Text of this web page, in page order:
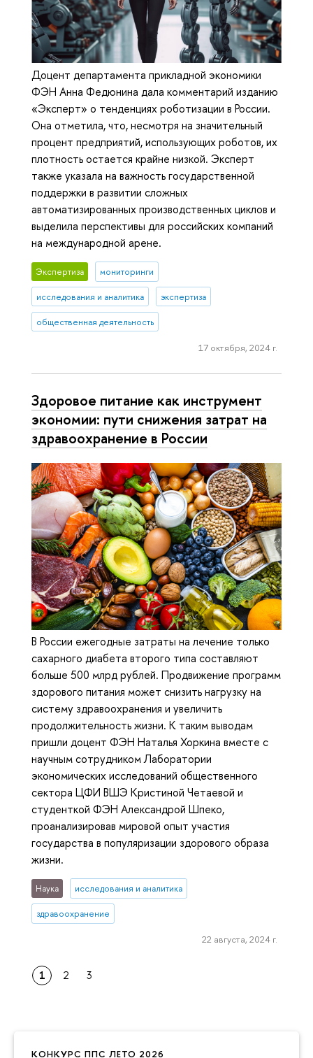
КОНКУРС ППС ЛЕТО 2026
Доцент департамента прикладной экономики
ФЭН Анна Федюнина дала комментарий изданию
«Эксперт» о тенденциях роботизации в России.
Она отметила, что, несмотря на значительный
процент предприятий, использующих роботов, их
плотность остается крайне низкой. Эксперт
также указала на важность государственной
поддержки в развитии сложных
автоматизированных производственных циклов и
выделила перспективы для российских компаний
на международной арене.
Экспертиза мониторинги
исследования и аналитика экспертиза
общественная деятельность
17 октября, 2024 г.
Здоровое питание как инструмент
экономии: пути снижения затрат на
здравоохранение в России
В России ежегодные затраты на лечение только
сахарного диабета второго типа составляют
больше 500 млрд рублей. Продвижение программ
здорового питания может снизить нагрузку на
систему здравоохранения и увеличить
продолжительность жизни. К таким выводам
пришли доцент ФЭН Наталья Хоркина вместе с
научным сотрудником Лаборатории
экономических исследований общественного
сектора ЦФИ ВШЭ Кристиной Четаевой и
студенткой ФЭН Александрой Шпеко,
проанализировав мировой опыт участия
государства в популяризации здорового образа
жизни.
Наука исследования и аналитика
здравоохранение
22 августа, 2024 г.
1 2 3